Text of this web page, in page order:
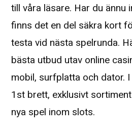
till våra läsare. Har du ännu
finns det en del säkra kort
testa vid nästa spelrunda.
bästa utbud utav online
mobil, surfplatta och dator.
1st brett, exklusivt
nya spel inom slots.